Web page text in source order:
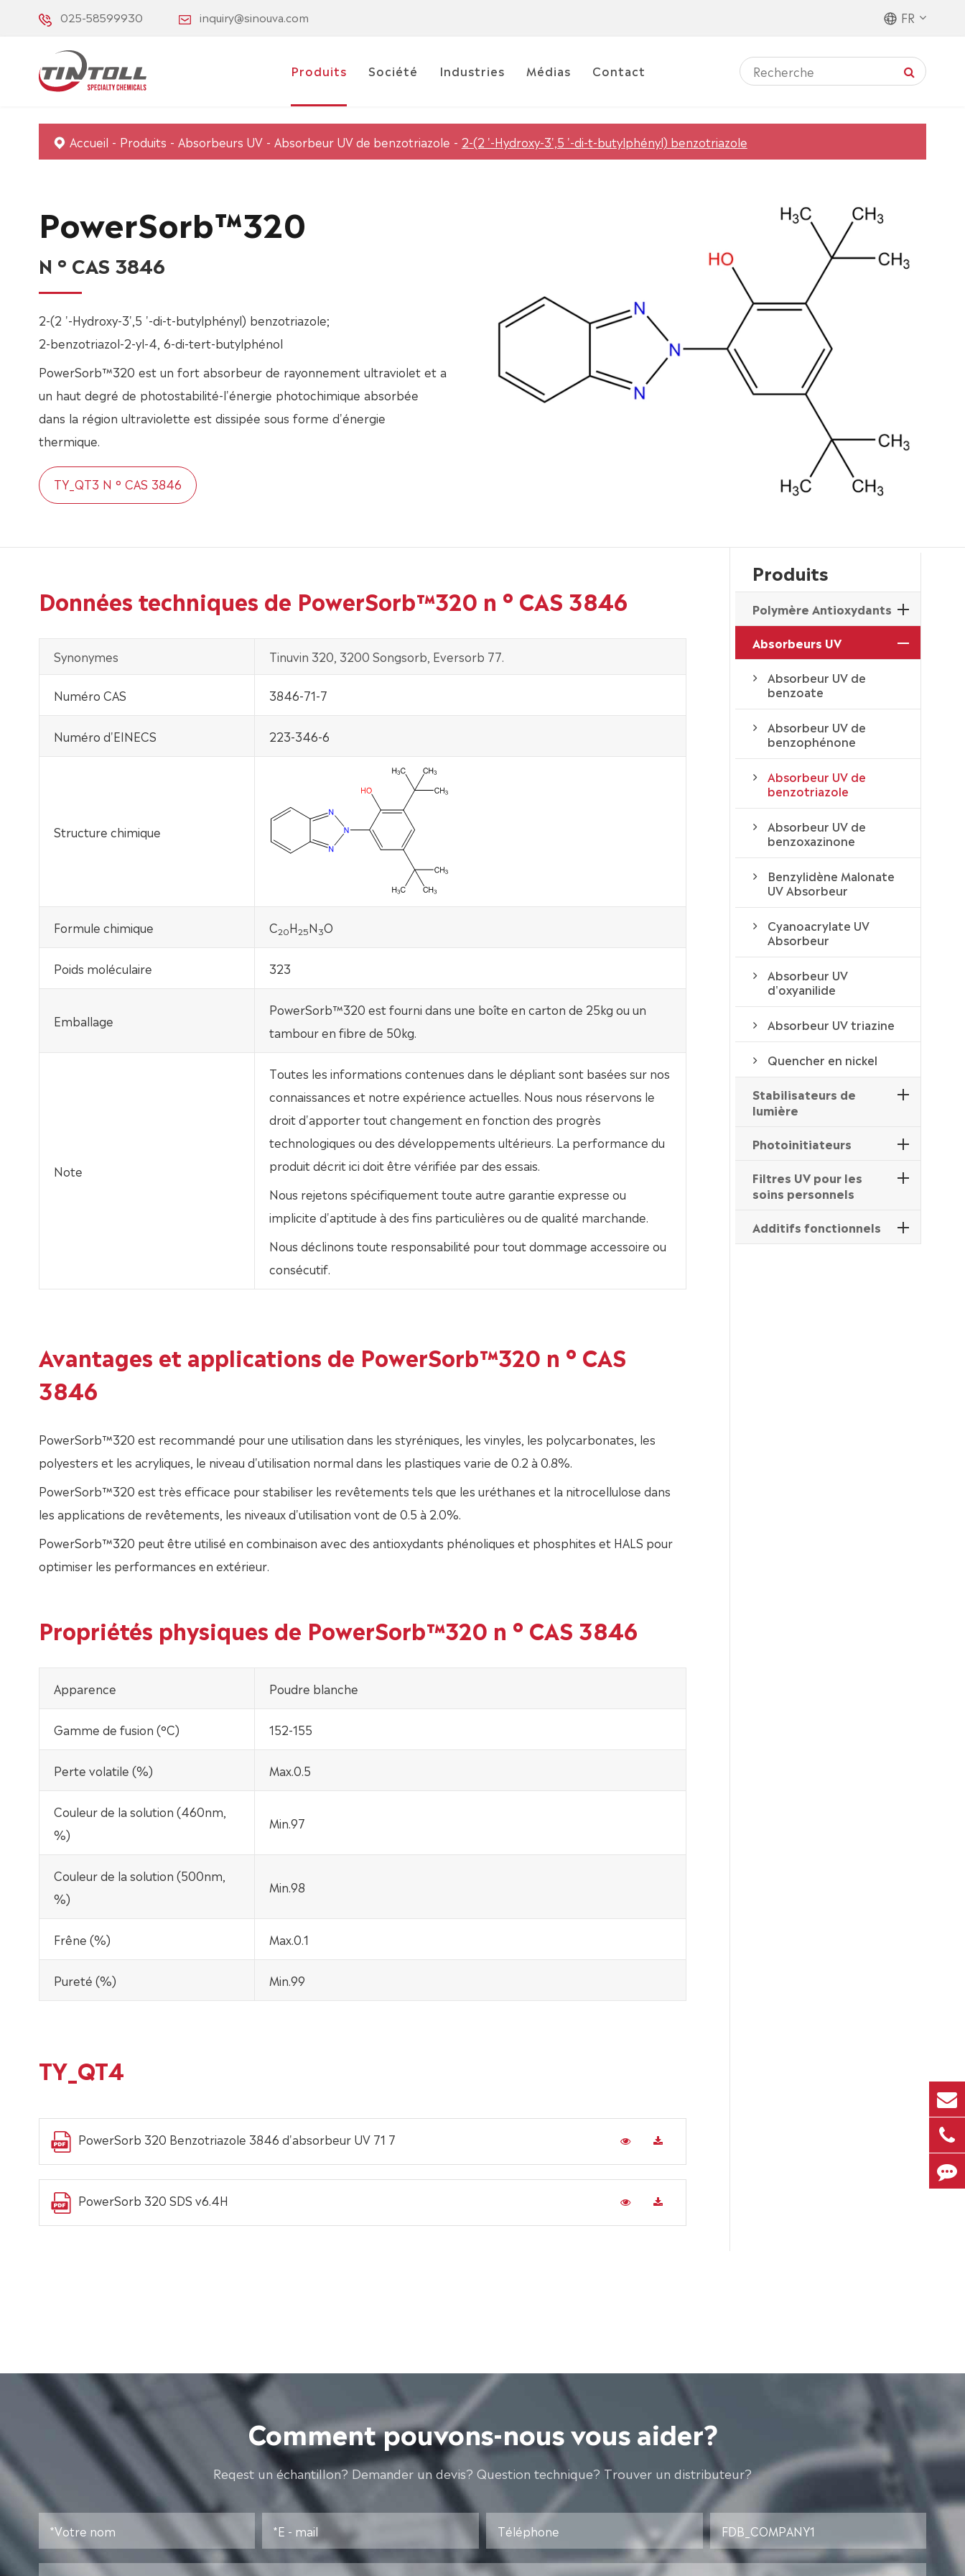
025-58599930 inquiry@sinouva.com FR
Produits Société Industries Médias Contact
Accueil Produits Absorbeurs UV Absorbeur UV de benzotriazole 2-(2 '-Hydroxy-3',5 '-di-t-butylphényl) benzotriazole
PowerSorb™320
N ° CAS 3846
2-(2 '-Hydroxy-3',5 '-di-t-butylphényl) benzotriazole;
2-benzotriazol-2-yl-4, 6-di-tert-butylphénol
PowerSorb™320 est un fort absorbeur de rayonnement ultraviolet et a
un haut degré de photostabilité-l'énergie photochimique absorbée
dans la région ultraviolette est dissipée sous forme d'énergie
thermique.
TY_QT3 N ° CAS 3846
Données techniques de PowerSorb™320 n ° CAS 3846
Synonymes Tinuvin 320, 3200 Songsorb, Eversorb 77.
Numéro CAS 3846-71-7
Numéro d'EINECS 223-346-6
Structure chimique
Formule chimique C20H25N3O
Poids moléculaire 323
Emballage
PowerSorb™320 est fourni dans une boîte en carton de 25kg ou un
tambour en fibre de 50kg.
Note
Toutes les informations contenues dans le dépliant sont basées sur nos
connaissances et notre expérience actuelles. Nous nous réservons le
droit d'apporter tout changement en fonction des progrès
technologiques ou des développements ultérieurs. La performance du
produit décrit ici doit être vérifiée par des essais.
Nous rejetons spécifiquement toute autre garantie expresse ou
implicite d'aptitude à des fins particulières ou de qualité marchande.
Nous déclinons toute responsabilité pour tout dommage accessoire ou
consécutif.
Avantages et applications de PowerSorb™320 n ° CAS
3846
PowerSorb™320 est recommandé pour une utilisation dans les styréniques, les vinyles, les polycarbonates, les
polyesters et les acryliques, le niveau d'utilisation normal dans les plastiques varie de 0.2 à 0.8%.
PowerSorb™320 est très efficace pour stabiliser les revêtements tels que les uréthanes et la nitrocellulose dans
les applications de revêtements, les niveaux d'utilisation vont de 0.5 à 2.0%.
PowerSorb™320 peut être utilisé en combinaison avec des antioxydants phénoliques et phosphites et HALS pour
optimiser les performances en extérieur.
Propriétés physiques de PowerSorb™320 n ° CAS 3846
Apparence Poudre blanche
Gamme de fusion (°C) 152-155
Perte volatile (%) Max.0.5
Couleur de la solution (460nm,
%)
Min.97
Couleur de la solution (500nm,
%)
Min.98
Frêne (%) Max.0.1
Pureté (%) Min.99
TY_QT4
PowerSorb 320 Benzotriazole 3846 d'absorbeur UV 71 7
PowerSorb 320 SDS v6.4H
Produits
Polymère Antioxydants
Absorbeurs UV
Absorbeur UV de
benzoate
Absorbeur UV de
benzophénone
Absorbeur UV de
benzotriazole
Absorbeur UV de
benzoxazinone
Benzylidène Malonate
UV Absorbeur
Cyanoacrylate UV
Absorbeur
Absorbeur UV
d'oxyanilide
Absorbeur UV triazine
Quencher en nickel
Stabilisateurs de
lumière
Photoinitiateurs
Filtres UV pour les
soins personnels
Additifs fonctionnels
Comment pouvons-nous vous aider?
Reqest un échantillon? Demander un devis? Question technique? Trouver un distributeur?